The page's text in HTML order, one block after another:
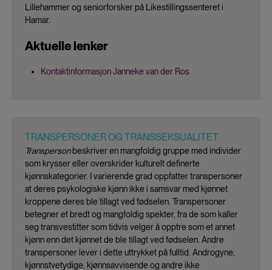
Lillehammer og seniorforsker på Likestillingssenteret i
Hamar.
Aktuelle lenker
Kontaktinformasjon Janneke van der Ros
TRANSPERSONER OG TRANSSEKSUALITET
Transpersonbeskriver en mangfoldig gruppe med individer
som krysser eller overskrider kulturelt definerte
kjønnskategorier. I varierende grad oppfatter transpersoner
at deres psykologiske kjønn ikke i samsvar med kjønnet
kroppene deres ble tillagt ved fødselen. Transpersoner
betegner et bredt og mangfoldig spekter, fra de som kaller
seg transvestitter som tidvis velger å opptre som et annet
kjønn enn det kjønnet de ble tillagt ved fødselen. Andre
transpersoner lever i dette uttrykket på fulltid. Androgyne,
kjønnstvetydige, kjønnsavvisende og andre ikke